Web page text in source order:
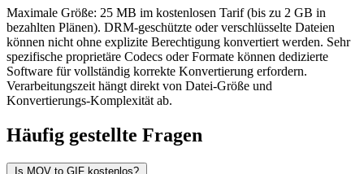
Maximale Größe: 25 MB im kostenlosen Tarif (bis zu 2 GB in
bezahlten Plänen). DRM-geschützte oder verschlüsselte Dateien
können nicht ohne explizite Berechtigung konvertiert werden. Sehr
spezifische proprietäre Codecs oder Formate können dedizierte
Software für vollständig korrekte Konvertierung erfordern.
Verarbeitungszeit hängt direkt von Datei-Größe und
Konvertierungs-Komplexität ab.
Häufig gestellte Fragen
Is MOV to GIF kostenlos?